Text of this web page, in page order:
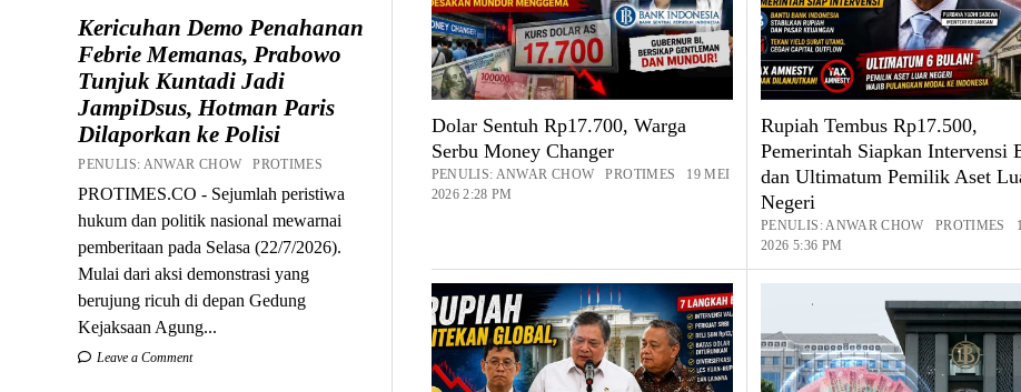
Kericuhan Demo Penahanan
Febrie Memanas, Prabowo
Tunjuk Kuntadi Jadi
JampiDsus, Hotman Paris
Dilaporkan ke Polisi
PENULIS: ANWAR CHOW PROTIMES
PROTIMES.CO - Sejumlah peristiwa
hukum dan politik nasional mewarnai
pemberitaan pada Selasa (22/7/2026).
Mulai dari aksi demonstrasi yang
berujung ricuh di depan Gedung
Kejaksaan Agung...
Leave a Comment
Dolar Sentuh Rp17.700, Warga
Serbu Money Changer
PENULIS: ANWAR CHOW PROTIMES 19 MEI
2026 2:28 PM
Rupiah Tembus Rp17.500,
Pemerintah Siapkan Intervensi
dan Ultimatum Pemilik Aset
Negeri
PENULIS: ANWAR CHOW PROTIMES
2026 5:36 PM